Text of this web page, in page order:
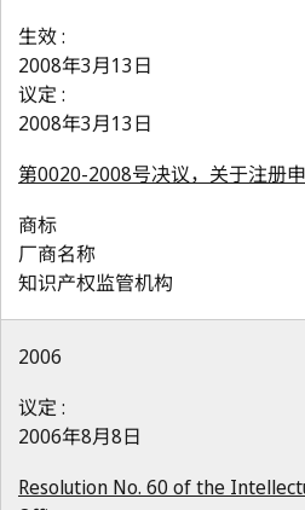
生效 :
2008年3月13日
议定 :
2008年3月13日
第0020-2008号决议，关于注册
商标
厂商名称
知识产权监管机构
2006
议定 :
2006年8月8日
Resolution No. 60 of the